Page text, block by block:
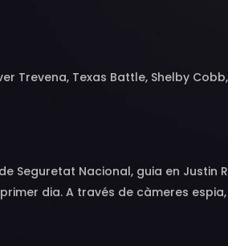
Trevena, Texas Battle, Shelby
Amber Townsend, John D. Hickman,
Norris
Seguretat Nacional, guia en
dia. A través de càmeres
i mantenir-lo amb vida sigui
trenca les regles i contacta amb el